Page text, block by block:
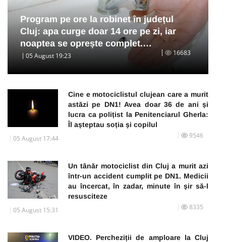
Program pe ore la robinet în județul
Cluj: apa curge doar 14 ore pe zi, iar
noaptea se oprește complet.…
05 August 19:23 16683
Cine e motociclistul clujean care a murit
astăzi pe DN1! Avea doar 36 de ani și
lucra ca polițist la Penitenciarul Gherla:
Îl așteptau soția și copilul
05 August 17:44 9546
Un tânăr motociclist din Cluj a murit azi
într-un accident cumplit pe DN1. Medicii
au încercat, în zadar, minute în șir să-l
resusciteze
05 August 15:31 8335
VIDEO. Percheziții de amploare la Cluj